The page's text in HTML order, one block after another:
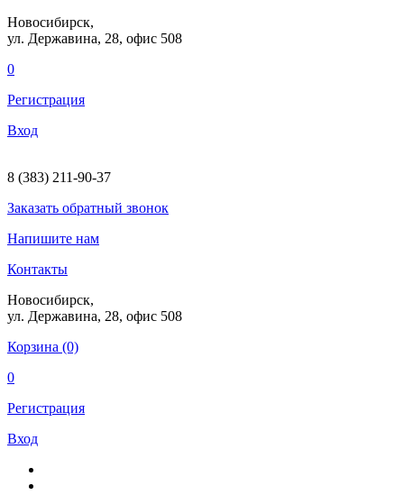
Новосибирск,
ул. Державина, 28, офис 508
0
Регистрация
Вход
8 (383) 211-90-37
Заказать обратный звонок
Напишите нам
Контакты
Новосибирск,
ул. Державина, 28, офис 508
Корзина (0)
0
Регистрация
Вход